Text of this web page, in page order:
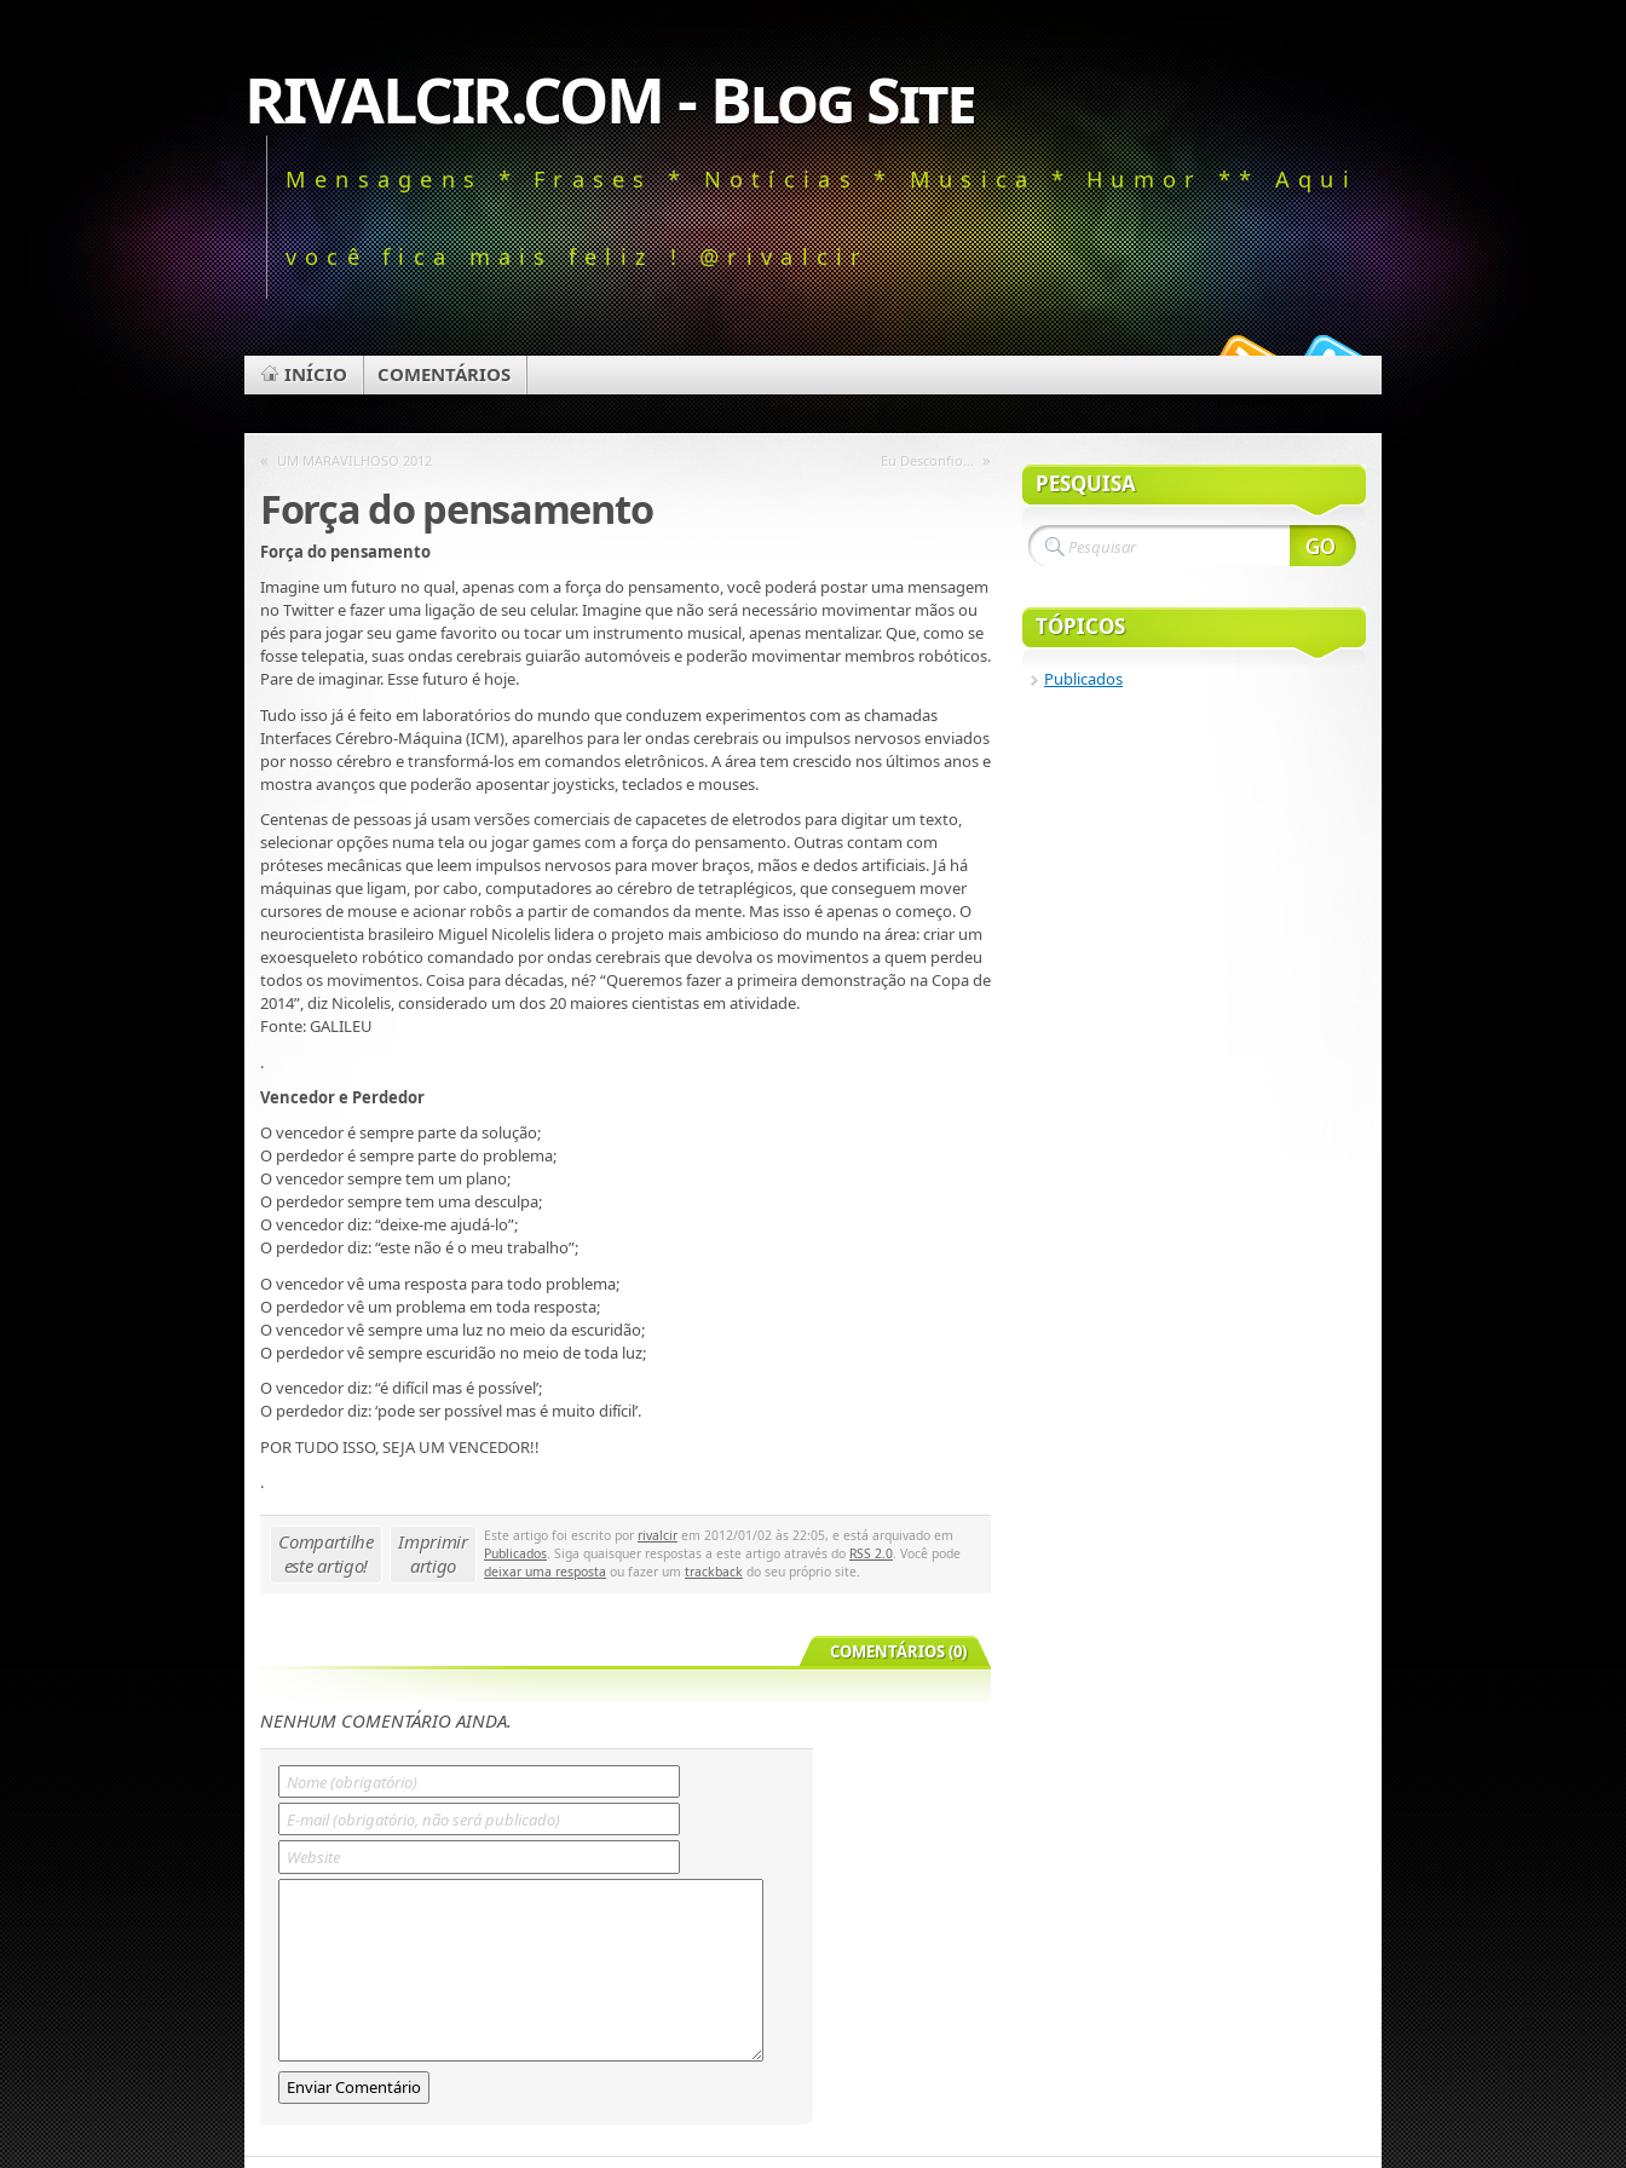
RIVALCIR.COM - Blog Site
Mensagens * Frases * Notícias * Musica * Humor ** Aqui
você fica mais feliz ! @rivalcir
INÍCIO COMENTÁRIOS
« UM MARAVILHOSO 2012 Eu Desconfio… »
Força do pensamento
Força do pensamento
Imagine um futuro no qual, apenas com a força do pensamento, você poderá postar uma mensagem
no Twitter e fazer uma ligação de seu celular. Imagine que não será necessário movimentar mãos ou
pés para jogar seu game favorito ou tocar um instrumento musical, apenas mentalizar. Que, como se
fosse telepatia, suas ondas cerebrais guiarão automóveis e poderão movimentar membros robóticos.
Pare de imaginar. Esse futuro é hoje.
Tudo isso já é feito em laboratórios do mundo que conduzem experimentos com as chamadas
Interfaces Cérebro-Máquina (ICM), aparelhos para ler ondas cerebrais ou impulsos nervosos enviados
por nosso cérebro e transformá-los em comandos eletrônicos. A área tem crescido nos últimos anos e
mostra avanços que poderão aposentar joysticks, teclados e mouses.
Centenas de pessoas já usam versões comerciais de capacetes de eletrodos para digitar um texto,
selecionar opções numa tela ou jogar games com a força do pensamento. Outras contam com
próteses mecânicas que leem impulsos nervosos para mover braços, mãos e dedos artificiais. Já há
máquinas que ligam, por cabo, computadores ao cérebro de tetraplégicos, que conseguem mover
cursores de mouse e acionar robôs a partir de comandos da mente. Mas isso é apenas o começo. O
neurocientista brasileiro Miguel Nicolelis lidera o projeto mais ambicioso do mundo na área: criar um
exoesqueleto robótico comandado por ondas cerebrais que devolva os movimentos a quem perdeu
todos os movimentos. Coisa para décadas, né? “Queremos fazer a primeira demonstração na Copa de
2014”, diz Nicolelis, considerado um dos 20 maiores cientistas em atividade.
Fonte: GALILEU
.
Vencedor e Perdedor
O vencedor é sempre parte da solução;
O perdedor é sempre parte do problema;
O vencedor sempre tem um plano;
O perdedor sempre tem uma desculpa;
O vencedor diz: “deixe-me ajudá-lo”;
O perdedor diz: “este não é o meu trabalho”;
O vencedor vê uma resposta para todo problema;
O perdedor vê um problema em toda resposta;
O vencedor vê sempre uma luz no meio da escuridão;
O perdedor vê sempre escuridão no meio de toda luz;
O vencedor diz: “é difícil mas é possível’;
O perdedor diz: ‘pode ser possível mas é muito difícil’.
POR TUDO ISSO, SEJA UM VENCEDOR!!
.
Compartilhe
este artigo!
Imprimir
artigo
Este artigo foi escrito por rivalcir em 2012/01/02 às 22:05, e está arquivado em
Publicados. Siga quaisquer respostas a este artigo através do RSS 2.0. Você pode
deixar uma resposta ou fazer um trackback do seu próprio site.
COMENTÁRIOS (0)
NENHUM COMENTÁRIO AINDA.
PESQUISA
TÓPICOS
Publicados